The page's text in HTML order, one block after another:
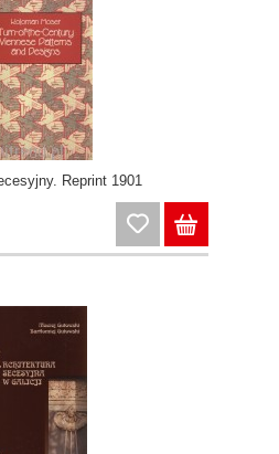
Reprint 1901